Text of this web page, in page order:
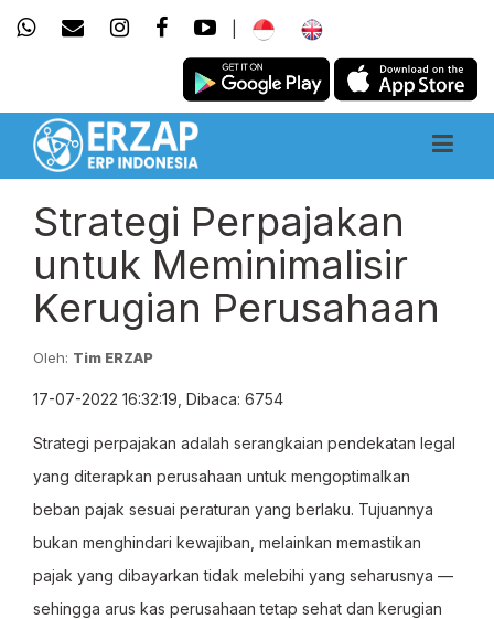
Strategi Perpajakan
untuk Meminimalisir
Kerugian Perusahaan
Oleh: Tim ERZAP
17-07-2022 16:32:19, Dibaca: 6754
Strategi perpajakan adalah serangkaian pendekatan legal
yang diterapkan perusahaan untuk mengoptimalkan
beban pajak sesuai peraturan yang berlaku. Tujuannya
bukan menghindari kewajiban, melainkan memastikan
pajak yang dibayarkan tidak melebihi yang seharusnya —
sehingga arus kas perusahaan tetap sehat dan kerugian